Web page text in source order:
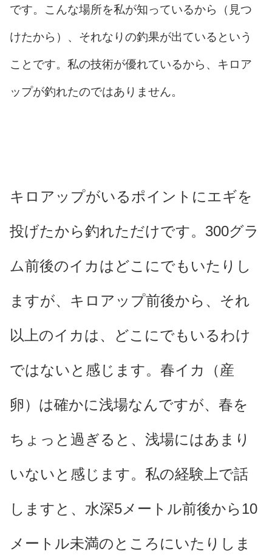
です。こんな場所を私が知っているから（見つ
けたから）、それなりの釣果が出ているという
ことです。私の技術が優れているから、キロア
ップが釣れたのではありません。
キロアップがいるポイントにエギを
投げたから釣れただけです。300グラ
ム前後のイカはどこにでもいたりし
ますが、キロアップ前後から、それ
以上のイカは、どこにでもいるわけ
ではないと感じます。春イカ（産
卵）は確かに浅場なんですが、春を
ちょっと過ぎると、浅場にはあまり
いないと感じます。私の経験上で話
しますと、水深5メートル前後から10
メートル未満のところにいたりしま